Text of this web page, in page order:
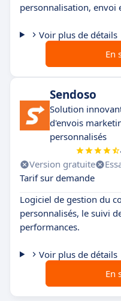
personnalisation, envoi
Voir plus de détails
En
Sendoso
Solution
d'envois
personnalisés
Version gratuite
Tarif sur demande
Logiciel de gestion du
personnalisés, le suivi
performances.
Voir plus de détails
En